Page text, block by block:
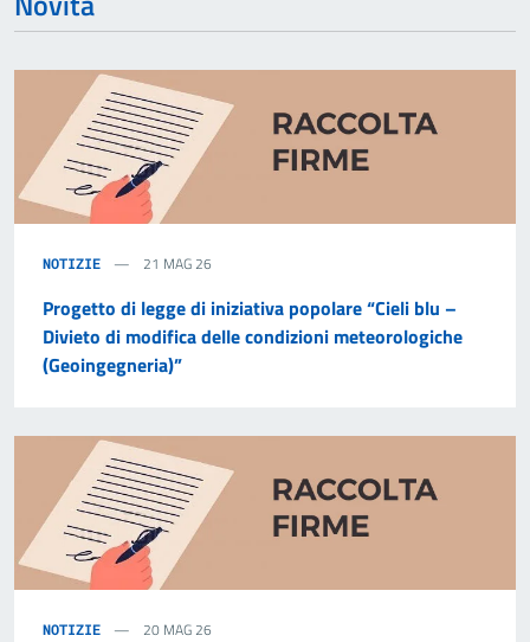
NOTIZIE 21 MAG 26
Progetto di legge di iniziativa popolare “Cieli blu –
Divieto di modifica delle condizioni meteorologiche
(Geoingegneria)”
NOTIZIE 20 MAG 26